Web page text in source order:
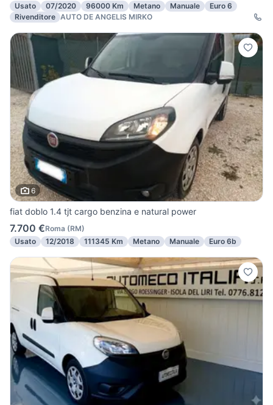
Usato
07/2020 96000 Km Metano Manuale
Euro 6
Rivenditore AUTO DE ANGELIS MIRKO
6
fiat doblo 1.4 tjt cargo benzina e natural power
7.700 €Roma (RM)
Usato
12/2018 111345 Km Metano Manuale Euro 6b